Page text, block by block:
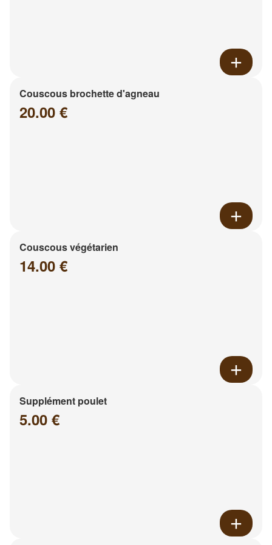
Couscous brochette d'agneau
20.00 €
Couscous végétarien
14.00 €
Supplément poulet
5.00 €